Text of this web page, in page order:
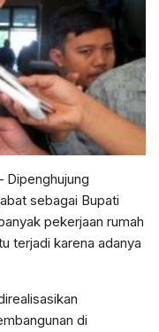
Dipenghujung
sebagai Bupati
pekerjaan rumah
terjadi karena adanya
di